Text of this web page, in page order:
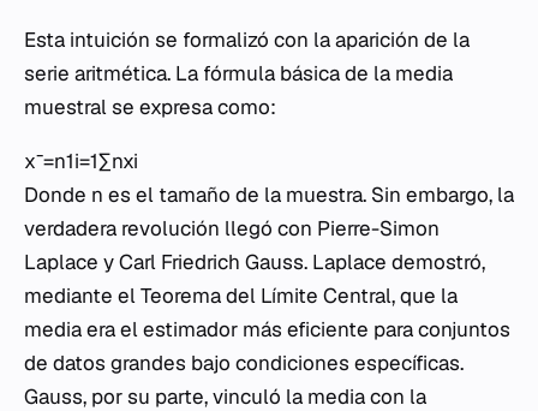
Esta intuición se formalizó con la aparición de la
serie aritmética. La fórmula básica de la media
muestral se expresa como:
xˉ=n1​i=1∑n​xi​
Donde n es el tamaño de la muestra. Sin embargo, la
verdadera revolución llegó con Pierre-Simon
Laplace y Carl Friedrich Gauss. Laplace demostró,
mediante el Teorema del Límite Central, que la
media era el estimador más eficiente para conjuntos
de datos grandes bajo condiciones específicas.
Gauss, por su parte, vinculó la media con la